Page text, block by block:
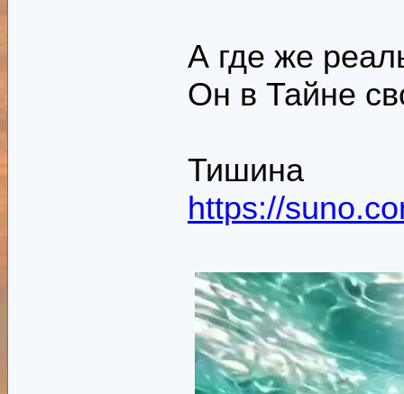
А где же
Он в Тайне
Тишина
https://